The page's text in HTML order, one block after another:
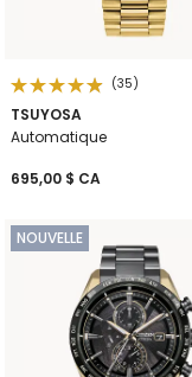
(35)
TSUYOSA
Automatique
695,00 $ CA
NOUVELLE